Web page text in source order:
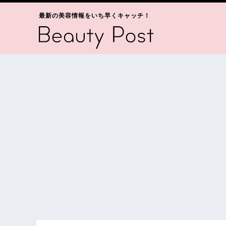
最新の美容情報をいち早くキャッチ！